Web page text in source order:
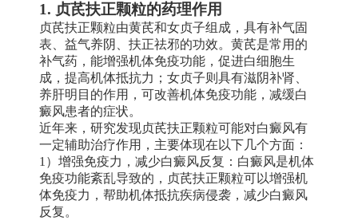
1. 贞芪扶正颗粒的药理作用
贞芪扶正颗粒由黄芪和女贞子组成，具有补气固
表、益气养阴、扶正祛邪的功效。黄芪是常用的
补气药，能增强机体免疫功能，促进白细胞生
成，提高机体抵抗力；女贞子则具有滋阴补肾、
养肝明目的作用，可改善机体免疫功能，减缓白
癜风患者的症状。
近年来，研究发现贞芪扶正颗粒可能对白癜风有
一定辅助治疗作用，主要体现在以下几个方面：
1）增强免疫力，减少白癜风反复：白癜风是机体
免疫功能紊乱导致的，贞芪扶正颗粒可以增强机
体免疫力，帮助机体抵抗疾病侵袭，减少白癜风
反复。